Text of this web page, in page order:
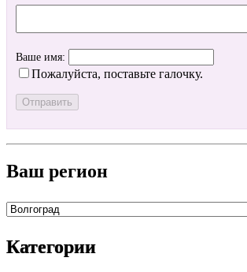
Ваше имя:
Пожалуйста, поставьте галочку.
Ваш регион
Категории